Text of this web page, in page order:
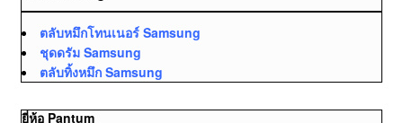
ตลับหมึกโทนเนอร์ Samsung
ชุดดรัม Samsung
ตลับทิ้งหมึก Samsung
ยี่ห้อ Pantum